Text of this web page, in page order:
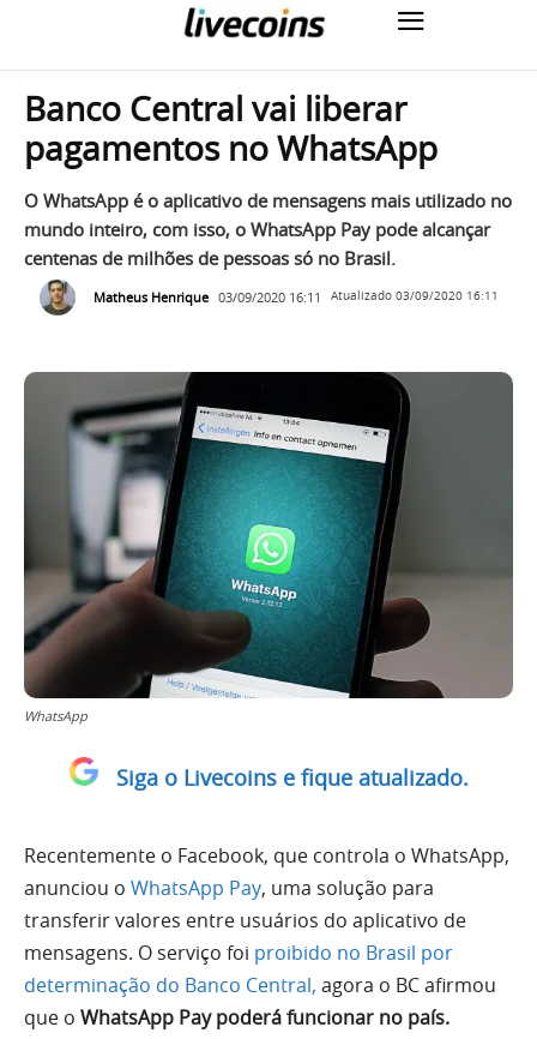
Banco Central vai liberar
pagamentos no WhatsApp
O WhatsApp é o aplicativo de mensagens mais utilizado no
mundo inteiro, com isso, o WhatsApp Pay pode alcançar
centenas de milhões de pessoas só no Brasil.
Matheus Henrique 03/09/2020 16:11 Atualizado 03/09/2020 16:11
WhatsApp
Siga o Livecoins e fique atualizado.
Recentemente o Facebook, que controla o WhatsApp,
anunciou o WhatsApp Pay, uma solução para
transferir valores entre usuários do aplicativo de
mensagens. O serviço foi proibido no Brasil por
determinação do Banco Central, agora o BC afirmou
que o WhatsApp Pay poderá funcionar no país.